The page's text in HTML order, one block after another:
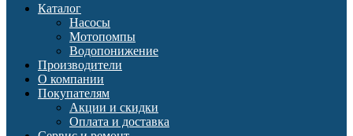
Каталог
Насосы
Мотопомпы
Водопонижение
Производители
О компании
Покупателям
Акции и скидки
Оплата и доставка